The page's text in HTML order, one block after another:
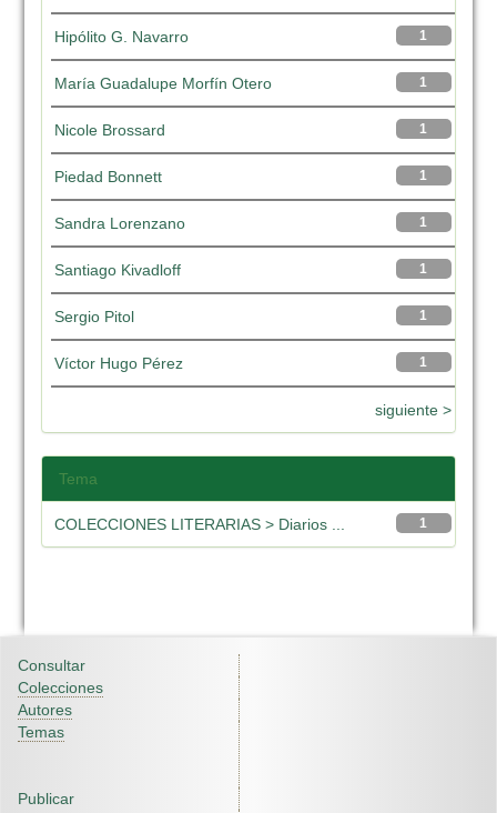
1
Hipólito G. Navarro
1
María Guadalupe Morfín Otero
1
Nicole Brossard
1
Piedad Bonnett
1
Sandra Lorenzano
1
Santiago Kivadloff
1
Sergio Pitol
1
Víctor Hugo Pérez
siguiente >
Tema
1
COLECCIONES LITERARIAS > Diarios ...
Consultar
Colecciones
Autores
Temas
Publicar